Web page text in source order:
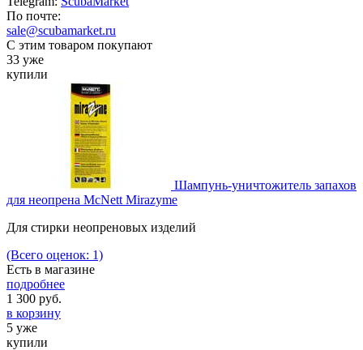
По почте:
sale@scubamarket.ru
С этим товаром покупают
33 уже
купили
Шампунь-уничтожитель запахов
для неопрена McNett Mirazyme
Для стирки неопреновых изделий
(Всего оценок: 1)
Есть в магазине
подробнее
1 300 руб.
в корзину
5 уже
купили